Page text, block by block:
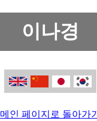
이나경
메인 페이지로 돌아가기